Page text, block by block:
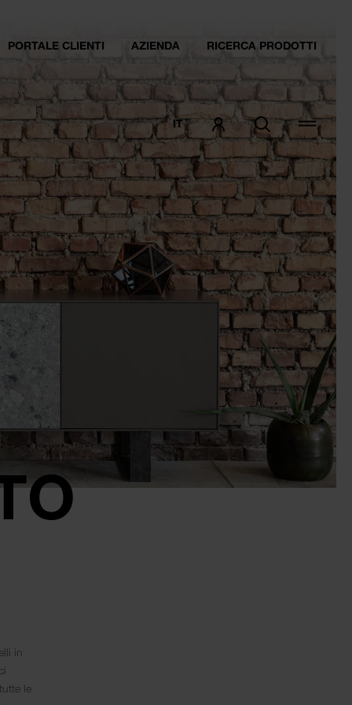
PORTALE CLIENTI AZIENDA RICERCA PRODOTTI
IT
in
le